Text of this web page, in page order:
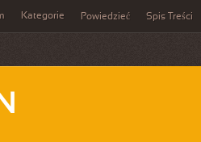
Kategorie Powiedzieć Spis Treści